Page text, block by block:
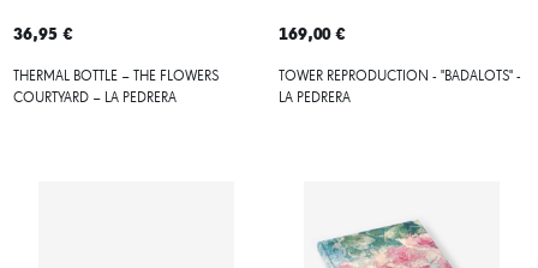
36,95 €
THERMAL BOTTLE – THE FLOWERS
COURTYARD – LA PEDRERA
169,00 €
TOWER REPRODUCTION - "BADALOTS" -
LA PEDRERA